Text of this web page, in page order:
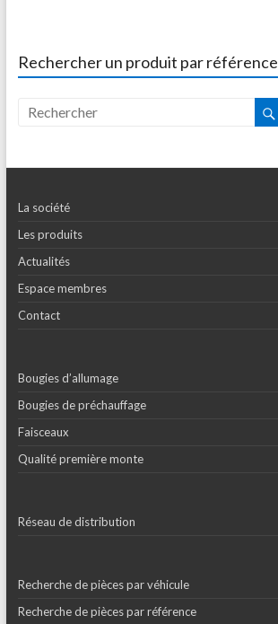
Rechercher un produit par référence
La société
Les produits
Actualités
Espace membres
Contact
Bougies d’allumage
Bougies de préchauffage
Faisceaux
Qualité première monte
Réseau de distribution
Recherche de pièces par véhicule
Recherche de pièces par référence